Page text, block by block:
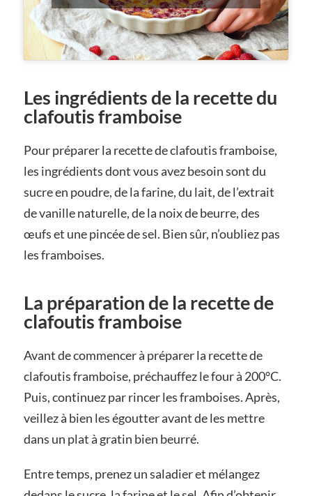
Les ingrédients de la recette du
clafoutis framboise
Pour préparer la recette de clafoutis framboise,
les ingrédients dont vous avez besoin sont du
sucre en poudre, de la farine, du lait, de l’extrait
de vanille naturelle, de la noix de beurre, des
œufs et une pincée de sel. Bien sûr, n’oubliez pas
les framboises.
La préparation de la recette de
clafoutis framboise
Avant de commencer à préparer la recette de
clafoutis framboise, préchauffez le four à 200°C.
Puis, continuez par rincer les framboises. Après,
veillez à bien les égoutter avant de les mettre
dans un plat à gratin bien beurré.
Entre temps, prenez un saladier et mélangez